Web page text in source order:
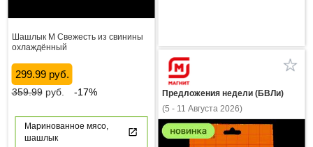
Шашлык М Свежесть из свинины
охлаждённый
299.99 руб.
359.99руб. -17%
Маринованное мясо,
шашлык
Предложения недели (БВЛи)
(5 - 11 Августа 2026)